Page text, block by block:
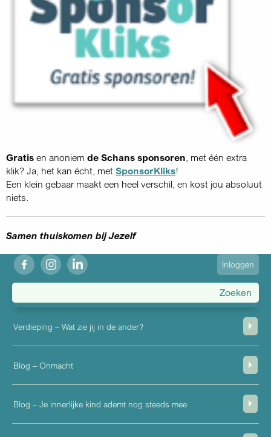
Gratis en anoniem de Schans sponsoren , met één extra
klik? Ja, het kan écht, met SponsorKliks!
Een klein gebaar maakt een heel verschil, en kost jou absoluut
niets.
Samen thuiskomen bij Jezelf
fb ig in
User
account
menu
Inloggen
Verdieping – Wat zie jij in de ander?
Blog – Onmacht
Blog – Je innerlijke kind ademt nog steeds mee